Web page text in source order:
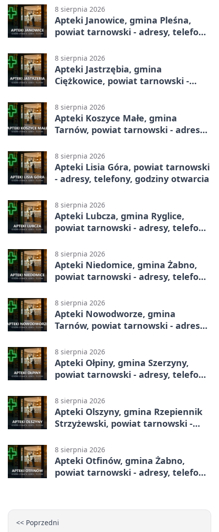
8 sierpnia 2026
Apteki Janowice, gmina Pleśna,
powiat tarnowski - adresy, telefony,
8 sierpnia 2026
Apteki Jastrzębia, gmina
Ciężkowice, powiat tarnowski -
8 sierpnia 2026
Apteki Koszyce Małe, gmina
Tarnów, powiat tarnowski - adresy,
8 sierpnia 2026
Apteki Lisia Góra, powiat tarnowski
- adresy, telefony, godziny otwarcia
8 sierpnia 2026
Apteki Lubcza, gmina Ryglice,
powiat tarnowski - adresy, telefony,
8 sierpnia 2026
Apteki Niedomice, gmina Żabno,
powiat tarnowski - adresy, telefony,
8 sierpnia 2026
Apteki Nowodworze, gmina
Tarnów, powiat tarnowski - adresy,
8 sierpnia 2026
Apteki Ołpiny, gmina Szerzyny,
powiat tarnowski - adresy, telefony,
8 sierpnia 2026
Apteki Olszyny, gmina Rzepiennik
Strzyżewski, powiat tarnowski -
8 sierpnia 2026
Apteki Otfinów, gmina Żabno,
powiat tarnowski - adresy, telefony,
<< Poprzedni